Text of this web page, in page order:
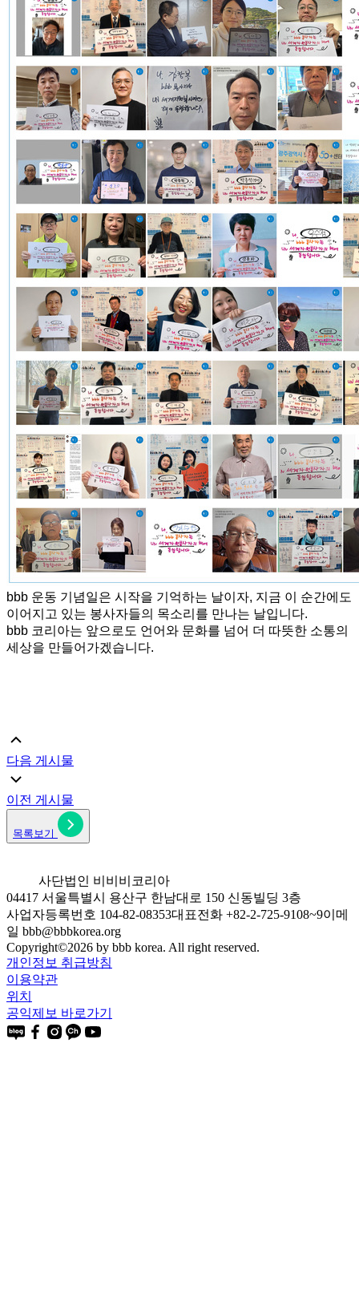
bbb 운동 기념일은 시작을 기억하는 날이자, 지금 이 순간에도
이어지고 있는 봉사자들의 목소리를 만나는 날입니다.
bbb 코리아는 앞으로도 언어와 문화를 넘어 더 따뜻한 소통의
세상을 만들어가겠습니다.
다음 게시물
이전 게시물
목록보기
사단법인 비비비코리아
04417 서울특별시 용산구 한남대로 150 신동빌딩 3층
사업자등록번호 104-82-08353대표전화 +82-2-725-9108~9이메
일 bbb@bbbkorea.org
Copyright©2026 by bbb korea. All right reserved.
개인정보 취급방침
이용약관
위치
공익제보 바로가기